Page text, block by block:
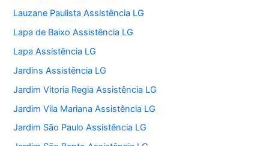
Lauzane Paulista Assistência LG
Lapa de Baixo Assistência LG
Lapa Assistência LG
Jardins Assistência LG
Jardim Vitoria Regia Assistência LG
Jardim Vila Mariana Assistência LG
Jardim São Paulo Assistência LG